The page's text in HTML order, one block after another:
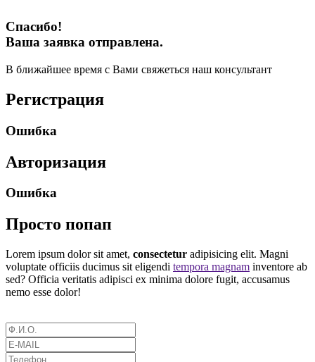
Спасибо!
Ваша заявка отправлена.
В ближайшее время с Вами свяжеться наш консультант
Регистрация
Ошибка
Авторизация
Ошибка
Просто попап
Lorem ipsum dolor sit amet, consectetur adipisicing elit. Magni
voluptate officiis ducimus sit eligendi tempora magnam inventore ab
sed? Officia veritatis adipisci ex minima dolore fugit, accusamus
nemo esse dolor!